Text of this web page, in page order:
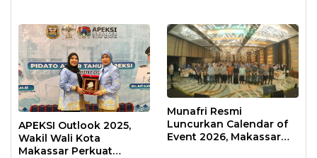
APEKSI Outlook 2025,
Wakil Wali Kota
Makassar Perkuat
Munafri Resmi
Luncurkan Calendar of
Event 2026, Makassar